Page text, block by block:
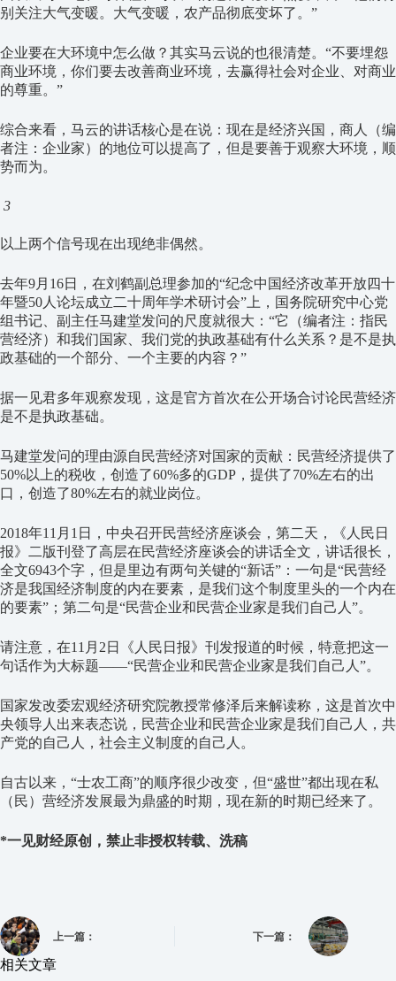
别关注大气变暖。大气变暖，农产品彻底变坏了。”
企业要在大环境中怎么做？其实马云说的也很清楚。“不要埋怨
商业环境，你们要去改善商业环境，去赢得社会对企业、对商业
的尊重。”
综合来看，马云的讲话核心是在说：现在是经济兴国，商人（编
者注：企业家）的地位可以提高了，但是要善于观察大环境，顺
势而为。
3
以上两个信号现在出现绝非偶然。
去年9月16日，在刘鹤副总理参加的“纪念中国经济改革开放四十
年暨50人论坛成立二十周年学术研讨会”上，国务院研究中心党
组书记、副主任马建堂发问的尺度就很大：“它（编者注：指民
营经济）和我们国家、我们党的执政基础有什么关系？是不是执
政基础的一个部分、一个主要的内容？”
据一见君多年观察发现，这是官方首次在公开场合讨论民营经济
是不是执政基础。
马建堂发问的理由源自民营经济对国家的贡献：民营经济提供了
50%以上的税收，创造了60%多的GDP，提供了70%左右的出
口，创造了80%左右的就业岗位。
2018年11月1日，中央召开民营经济座谈会，第二天，《人民日
报》二版刊登了高层在民营经济座谈会的讲话全文，讲话很长，
全文6943个字，但是里边有两句关键的“新话”：一句是“民营经
济是我国经济制度的内在要素，是我们这个制度里头的一个内在
的要素”；第二句是“民营企业和民营企业家是我们自己人”。
请注意，在11月2日《人民日报》刊发报道的时候，特意把这一
句话作为大标题——“民营企业和民营企业家是我们自己人”。
国家发改委宏观经济研究院教授常修泽后来解读称，这是首次中
央领导人出来表态说，民营企业和民营企业家是我们自己人，共
产党的自己人，社会主义制度的自己人。
自古以来，“士农工商”的顺序很少改变，但“盛世”都出现在私
（民）营经济发展最为鼎盛的时期，现在新的时期已经来了。
*一见财经原创，禁止非授权转载、洗稿
上一篇： 下一篇：
相关文章